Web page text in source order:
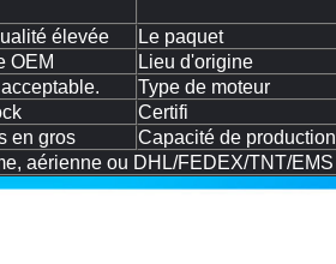
élevée Le paquet
OEM Lieu d'origine
Type de moteur
Certifi
en gros Capacité de production
aérienne ou DHL/FEDEX/TNT/EMS